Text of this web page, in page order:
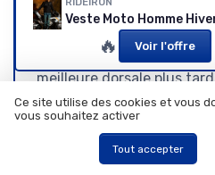
plutôt quotidien et
est une option cohérente,
choisir la taille et,
meilleure dorsale plus
très technique, très
n’est pas la bonne adresse.
🔥 Voir l'offre
Ce site utilise des cookies et vous
vous souhaitez activer
Tout accepter